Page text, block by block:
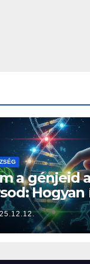
a génjeid
Hogyan
az